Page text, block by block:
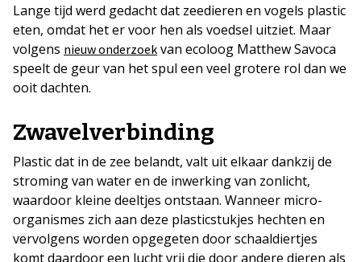
Lange tijd werd gedacht dat zeedieren en vogels plastic
eten, omdat het er voor hen als voedsel uitziet. Maar
volgens nieuw onderzoek van ecoloog Matthew Savoca
speelt de geur van het spul een veel grotere rol dan we
ooit dachten.
Zwavelverbinding
Plastic dat in de zee belandt, valt uit elkaar dankzij de
stroming van water en de inwerking van zonlicht,
waardoor kleine deeltjes ontstaan. Wanneer micro-
organismes zich aan deze plasticstukjes hechten en
vervolgens worden opgegeten door schaaldiertjes
komt daardoor een lucht vrij die door andere dieren als